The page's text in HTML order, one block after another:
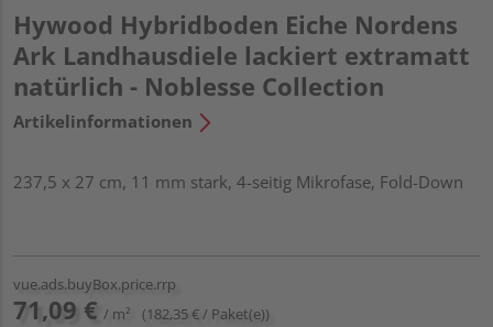
Hywood Hybridboden Eiche Nordens
Ark Landhausdiele lackiert extramatt
natürlich - Noblesse Collection
Artikelinformationen
237,5 x 27 cm, 11 mm stark, 4-seitig Mikrofase, Fold-Down
vue.ads.buyBox.price.rrp
71,09 € / m² (182,35 € / Paket(e))